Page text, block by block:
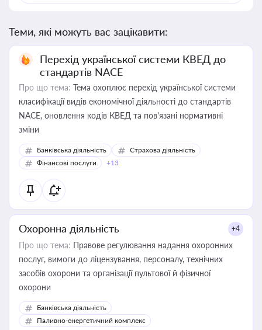
Теми, які можуть вас зацікавити:
Перехід української системи КВЕД до
стандартів NACE
Про що тема: Тема охоплює перехід української системи
класифікації видів економічної діяльності до стандартів
NACE, оновлення кодів КВЕД та пов'язані нормативні
зміни
Банківська діяльність
Страхова діяльність
Фінансові послуги
+13
Охоронна діяльність +4
Про що тема: Правове регулювання надання охоронних
послуг, вимоги до ліцензування, персоналу, технічних
засобів охорони та організації пультової й фізичної
охорони
Банківська діяльність
Паливно-енергетичний комплекс